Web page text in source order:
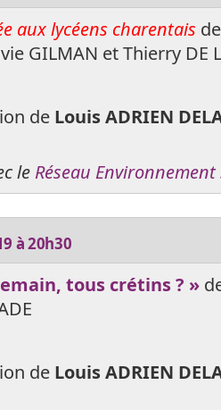
aux lycéens charentais
GILMAN et Thierry DE
de Louis ADRIEN
le Réseau Environnement
à 20h30
tous crétins ? »
de Louis ADRIEN